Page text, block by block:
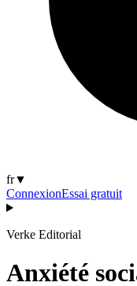
fr▼
ConnexionEssai gratuit
Verke Editorial
Anxiété